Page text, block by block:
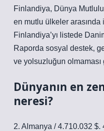
Finlandiya, Dünya
en mutlu ülkeler arasında
Finlandiya’yı listede
Raporda sosyal destek,
ve yolsuzluğun
Dünyanın en
neresi?
2. Almanya / 4.710.032